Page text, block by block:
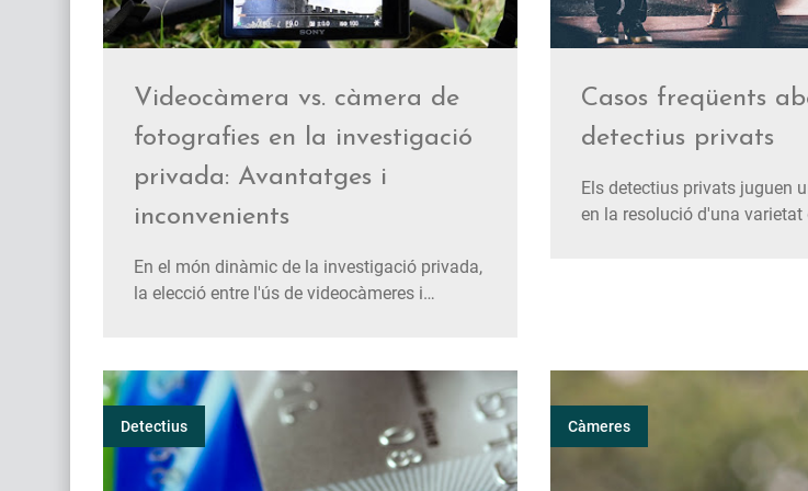
Videocàmera vs. càmera de
fotografies en la investigació
privada: Avantatges i
inconvenients
En el món dinàmic de la investigació privada,
la elecció entre l'ús de videocàmeres i
l'èxit de cada treball. Tots dos dispositius
ofereixen eines valuoses per recopilar proves,
documentar situacions …
Casos freqüents
detectius privats
Els detectius privats juguen
en la resolució d'una varietat
Detectius Càmeres